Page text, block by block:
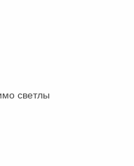
светлы